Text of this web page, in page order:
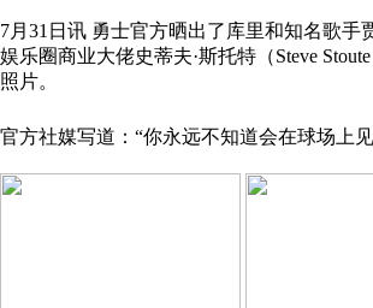
7月31日讯 勇士官方晒出了库里和知名歌手
娱乐圈商业大佬史蒂夫·斯托特（Steve
照片。
官方社媒写道：“你永远不知道会在球场上